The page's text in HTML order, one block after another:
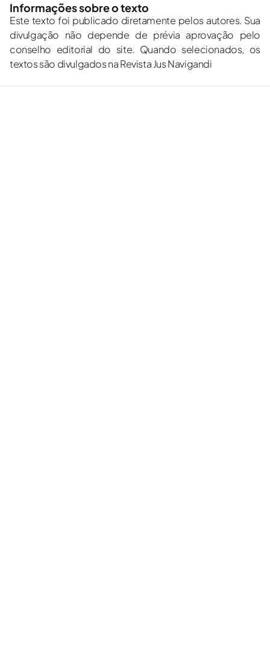
Informações sobre o texto
Este texto foi publicado diretamente pelos autores. Sua
divulgação não depende de prévia aprovação pelo
conselho editorial do site. Quando selecionados, os
textos são divulgados na Revista Jus Navigandi